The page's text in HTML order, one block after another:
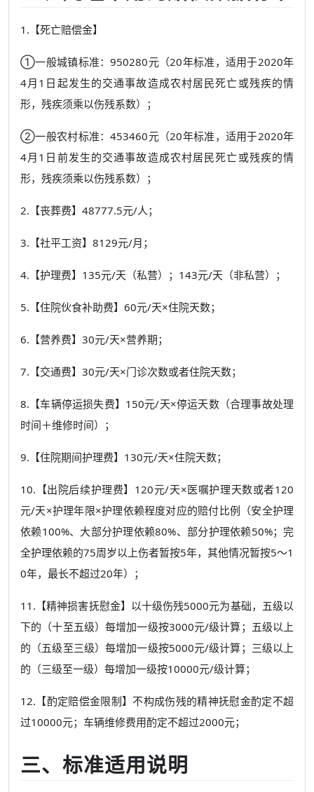
1.【死亡赔偿金】
①一般城镇标准：950280元（20年标准，适用于2020年
4月1日起发生的交通事故造成农村居民死亡或残疾的情
形，残疾须乘以伤残系数）；
②一般农村标准：453460元（20年标准，适用于2020年
4月1日前发生的交通事故造成农村居民死亡或残疾的情
形，残疾须乘以伤残系数）；
2.【丧葬费】48777.5元/人；
3.【社平工资】8129元/月；
4.【护理费】135元/天（私营）；143元/天（非私营）；
5.【住院伙食补助费】60元/天×住院天数；
6.【营养费】30元/天×营养期；
7.【交通费】30元/天×门诊次数或者住院天数；
8.【车辆停运损失费】150元/天×停运天数（合理事故处理
时间＋维修时间）；
9.【住院期间护理费】130元/天×住院天数；
10.【出院后续护理费】120元/天×医嘱护理天数或者120
元/天×护理年限×护理依赖程度对应的赔付比例（安全护理
依赖100%、大部分护理依赖80%、部分护理依赖50%；完
全护理依赖的75周岁以上伤者暂按5年，其他情况暂按5～1
0年，最长不超过20年）；
11.【精神损害抚慰金】以十级伤残5000元为基础，五级以
下的（十至五级）每增加一级按3000元/级计算；五级以上
的（五级至三级）每增加一级按5000元/级计算；三级以上
的（三级至一级）每增加一级按10000元/级计算；
12.【酌定赔偿金限制】不构成伤残的精神抚慰金酌定不超
过10000元；车辆维修费用酌定不超过2000元；
三、标准适用说明